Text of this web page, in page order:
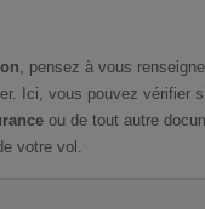
, pensez à vous
Ici, vous pouvez vérifier
ou de tout autre
votre vol.